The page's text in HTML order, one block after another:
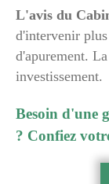
L'avis du
d'intervenir
d'apurement.
investissement.
Besoin d'une
? Confiez